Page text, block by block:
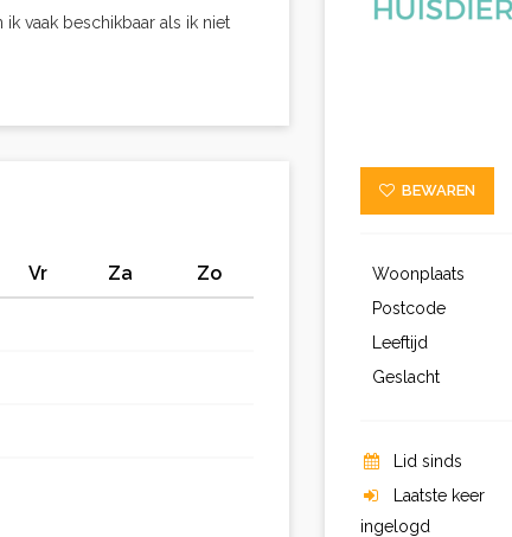
vaak beschikbaar als ik niet
Vr Za Zo
BEWAREN
Woonplaats
Postcode
Leeftijd
Geslacht
Lid sinds
Laatste keer
ingelogd